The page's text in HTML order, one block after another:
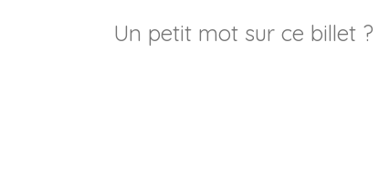
Un petit mot sur ce billet ?